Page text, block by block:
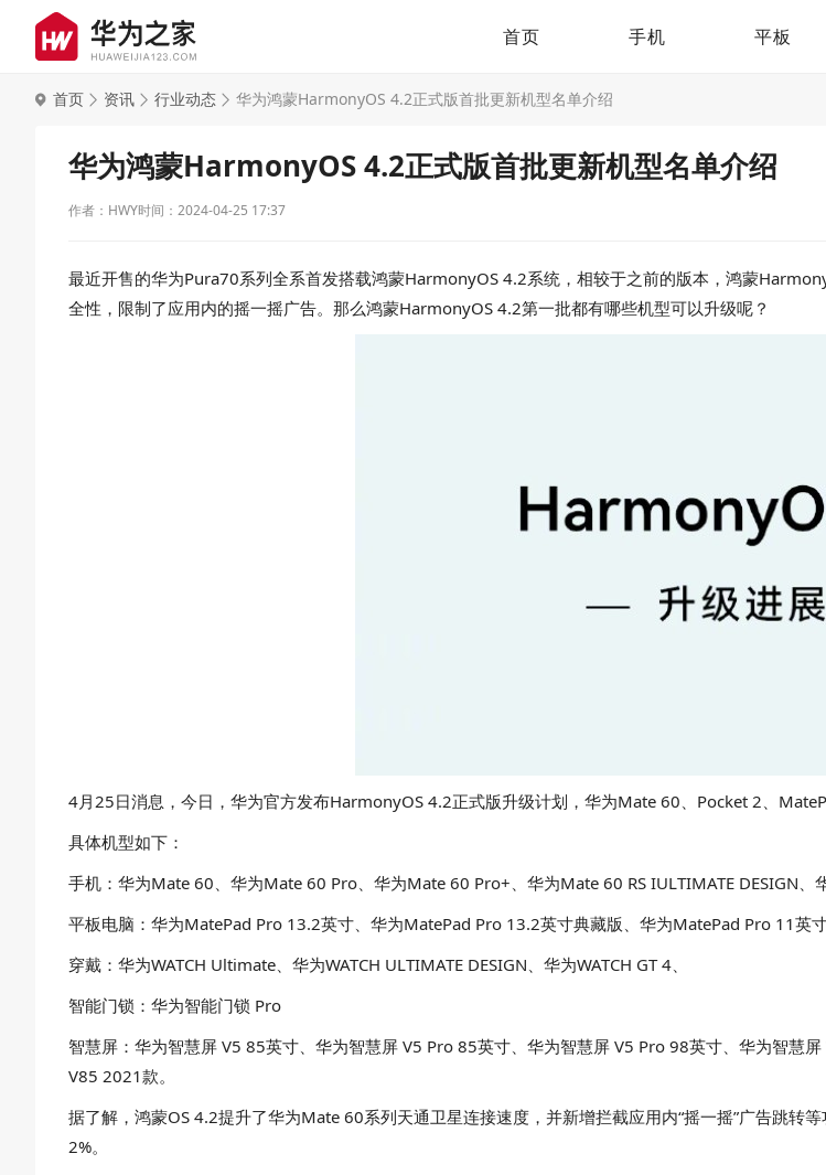
首页 手机 平板
首页 资讯 行业动态 华为鸿蒙HarmonyOS 4.2正式版首批更新机型名单介绍
华为鸿蒙HarmonyOS 4.2正式版首批更新机型名单介绍
作者：HWY时间：2024-04-25 17:37
最近开售的华为Pura70系列全系首发搭载鸿蒙HarmonyOS 4.2系统，相较于之前的版本，鸿蒙
全性，限制了应用内的摇一摇广告。那么鸿蒙HarmonyOS 4.2第一批都有哪些机型可以升级呢？
4月25日消息，今日，华为官方发布HarmonyOS 4.2正式版升级计划，华为Mate 60、Pocket 2、
具体机型如下：
手机：华为Mate 60、华为Mate 60 Pro、华为Mate 60 Pro+、华为Mate 60 RS IULTIMATE DESIGN
平板电脑：华为MatePad Pro 13.2英寸、华为MatePad Pro 13.2英寸典藏版、华为MatePad Pro 11英寸
穿戴：华为WATCH Ultimate、华为WATCH ULTIMATE DESIGN、华为WATCH GT 4、
智能门锁：华为智能门锁 Pro
智慧屏：华为智慧屏 V5 85英寸、华为智慧屏 V5 Pro 85英寸、华为智慧屏 V5 Pro 98英寸、华为智
V85 2021款。
据了解，鸿蒙OS 4.2提升了华为Mate 60系列天通卫星连接速度，并新增拦截应用内“摇一摇”广告跳转
2%。